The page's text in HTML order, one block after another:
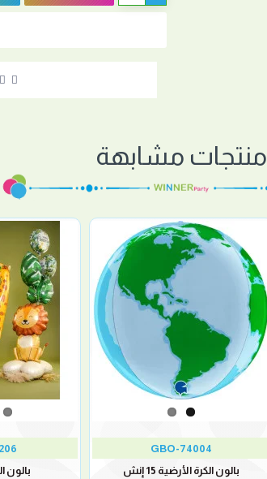
منتجات مشابهة
GBO-74004
بالون الكرة الأرضية 15 إنش
بالون